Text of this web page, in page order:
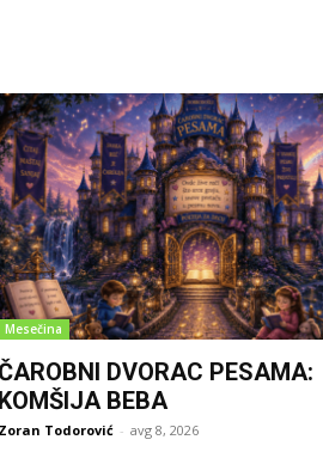
Mesečina
DVORAC PESAMA:
KOMŠIJA BEBA
Zoran Todorović - avg 8, 2026